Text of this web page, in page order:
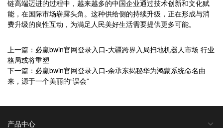
链高端迈进的过程中，越来越多的中国企业通过技术创新和文化赋
能，在国际市场崭露头角。这种供给侧的持续升级，正在形成与消
费升级的良性互动，为满足人民美好生活需要提供更多可能。
上一篇：必赢bwin官网登录入口-大疆跨界入局扫地机器人市场 行业
格局或将重塑
下一篇：必赢bwin官网登录入口-余承东揭秘华为鸿蒙系统命名由
来，源于一个美丽的“误会”
产品中心